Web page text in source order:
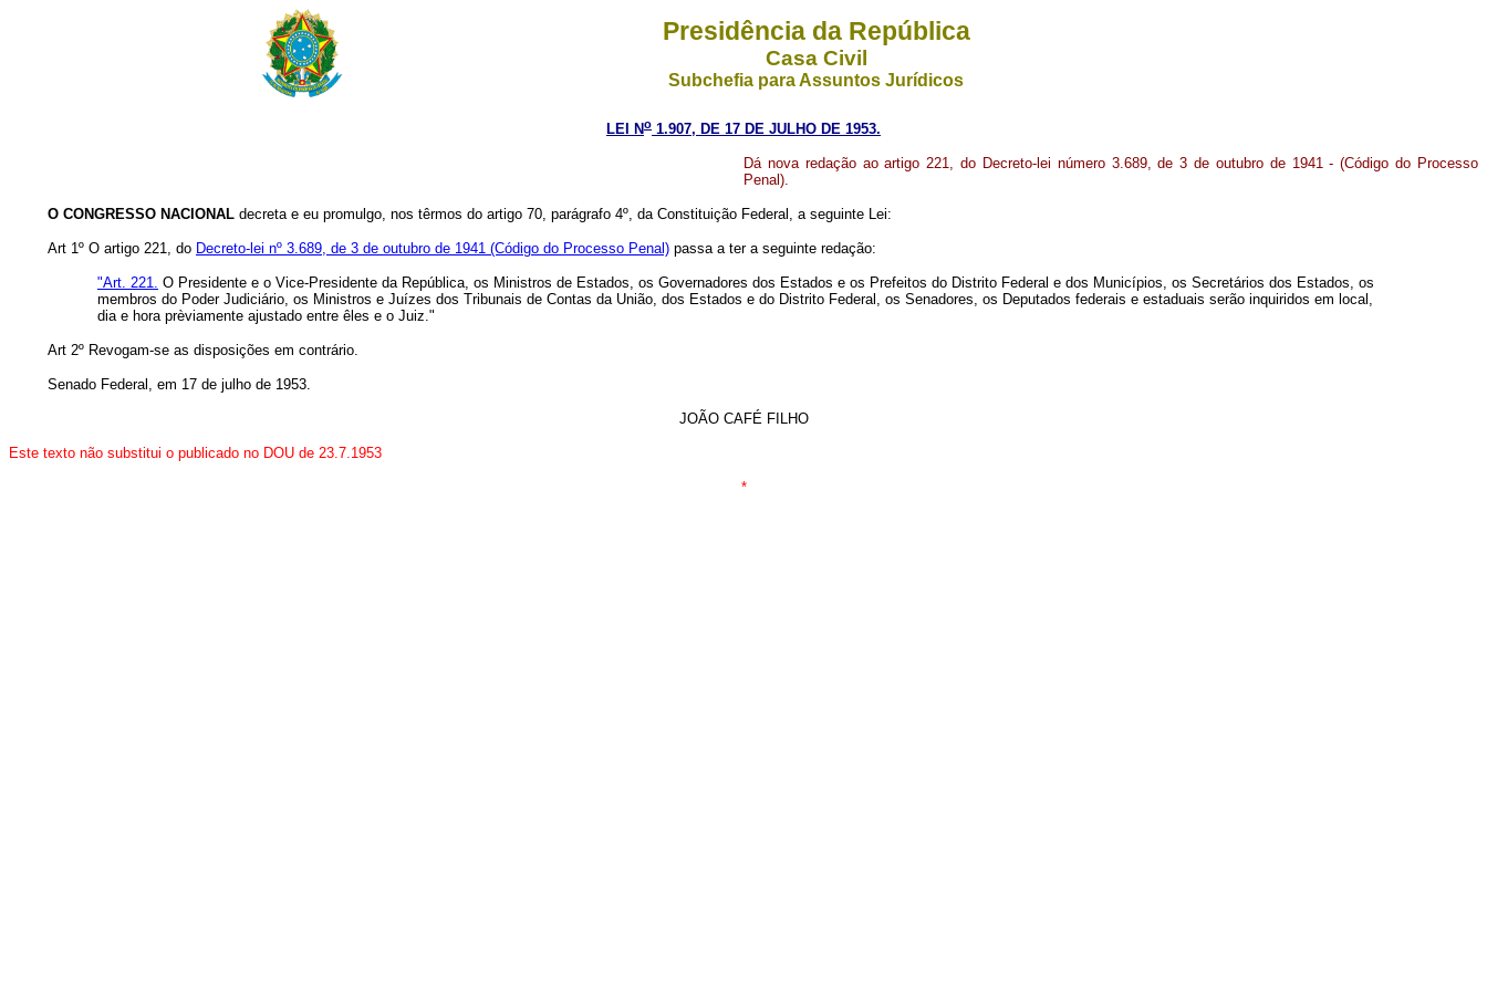
Presidência da República
Casa Civil
Subchefia para Assuntos Jurídicos
LEI No 1.907, DE 17 DE JULHO DE 1953.
Dá nova redação ao artigo 221, do Decreto-lei número 3.689, de 3 de outubro de 1941 - (Código do Processo
Penal).
O CONGRESSO NACIONAL decreta e eu promulgo, nos têrmos do artigo 70, parágrafo 4º, da Constituição Federal, a seguinte Lei:
Art 1º O artigo 221, do Decreto-lei nº 3.689, de 3 de outubro de 1941 (Código do Processo Penal) passa a ter a seguinte redação:
"Art. 221. O Presidente e o Vice-Presidente da República, os Ministros de Estados, os Governadores dos Estados e os Prefeitos do Distrito Federal e dos Municípios, os Secretários dos Estados, os
membros do Poder Judiciário, os Ministros e Juízes dos Tribunais de Contas da União, dos Estados e do Distrito Federal, os Senadores, os Deputados federais e estaduais serão inquiridos em local,
dia e hora prèviamente ajustado entre êles e o Juiz."
Art 2º Revogam-se as disposições em contrário.
Senado Federal, em 17 de julho de 1953.
JOÃO CAFÉ FILHO
Este texto não substitui o publicado no DOU de 23.7.1953
*